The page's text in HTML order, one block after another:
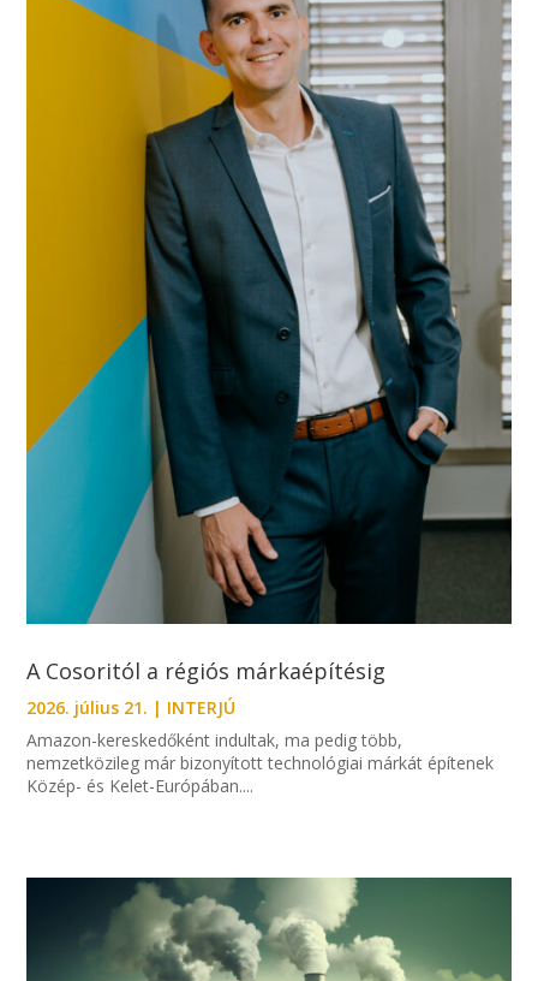
A Cosoritól a régiós márkaépítésig
2026. július 21. | INTERJÚ
Amazon-kereskedőként indultak, ma pedig több,
nemzetközileg már bizonyított technológiai márkát építenek
Közép- és Kelet-Európában....